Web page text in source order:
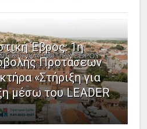
Έβρος: 1η
Προτάσεων
«Στήριξη για
μέσω του LEADER